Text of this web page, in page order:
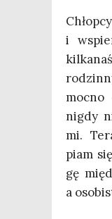
i
moc­no
nigdy
mi.
piam
gę
a